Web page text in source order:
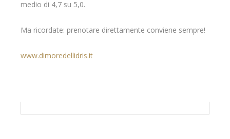
medio di 4,7 su 5,0.
Ma ricordate: prenotare direttamente conviene sempre!
www.dimoredellidris.it